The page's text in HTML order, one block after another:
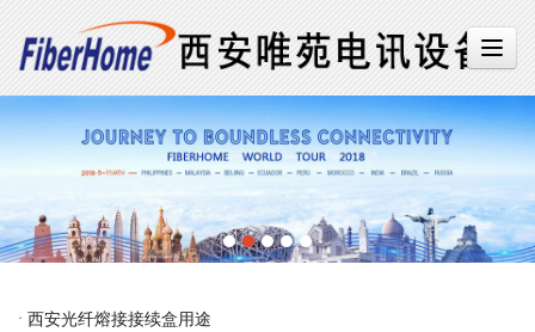
西安光纤熔接接续盒用途